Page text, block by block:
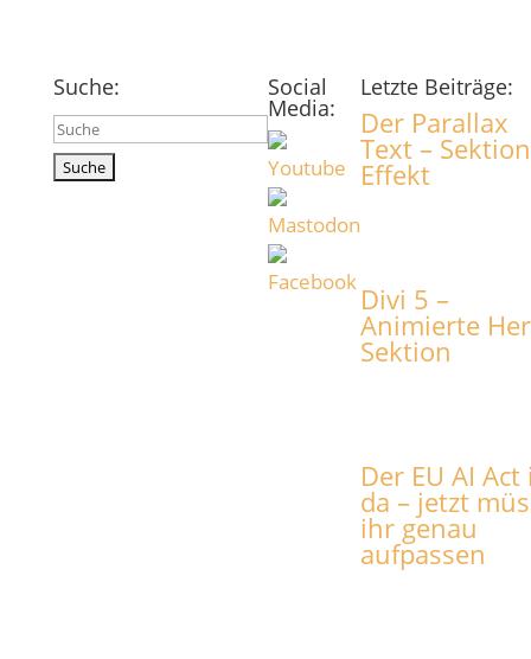
Suche:
Suchen
nach:
Social
Media:
Letzte Beiträge:
Der Parallax
Text – Sektion
Effekt
Divi 5 –
Animierte
Sektion
Der EU AI Act
da – jetzt
ihr genau
aufpassen